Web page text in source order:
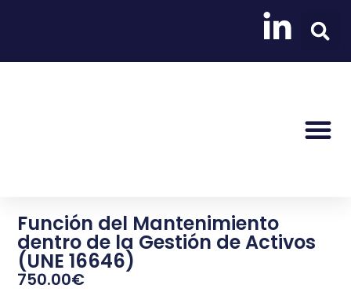
Función del Mantenimiento
dentro de la Gestión de Activos
(UNE 16646)
750.00€